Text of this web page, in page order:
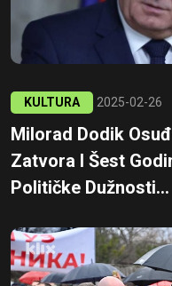
KULTURA 2025-02-26
Milorad Dodik
Zatvora I Šest
Političke Dužnosti...